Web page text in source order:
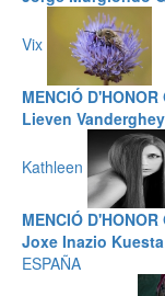
Vix
MENCIÓ D'HONOR
Lieven
Kathleen
MENCIÓ D'HONOR
Joxe Inazio
ESPAÑA